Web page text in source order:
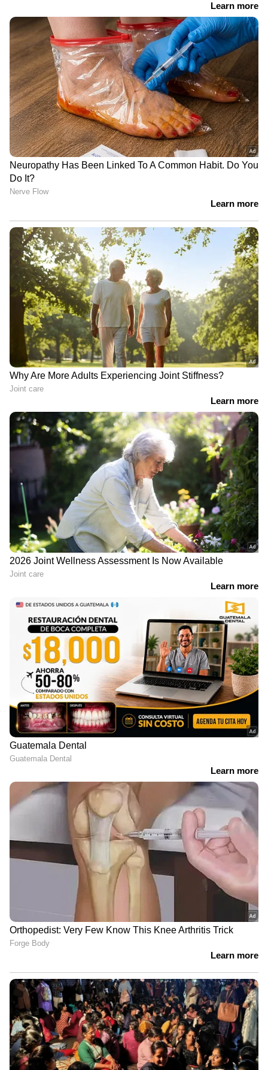
വിശദാംശങ്ങൾ പുറത്തുവിട്ടിട്ടില്ലെങ്കിലും
അന്താരാഷ്ട്ര സർവീസുകളുടെ
പ്രവർത്തനച്ചെലവ് കുറയാൻ ഇത്
സഹായിക്കുമെന്നാണ് വിലയിരുത്തൽ.
ആഭ്യന്തര എടിഎഫ് വില മാറ്റമില്ലാതെ
തുടരാനുള്ള തീരുമാനം വിമാനക്കമ്പനികളുടെ
ചെലവ് നിയന്ത്രിക്കാൻ സഹായിക്കുമെന്നാണ്
വ്യവസായ വിദഗ്ധരുടെ അഭിപ്രായം. എന്നാൽ
വരും മാസങ്ങളിലെ ഇന്ധനവില നിർണയത്തിൽ
ആഗോള ക്രൂഡ് ഓയിൽ വിപണിയിലെ
ചലനങ്ങളും പശ്ചിമേഷ്യയിലെ രാഷ്ട്രീയ-
സുരക്ഷാ സാഹചര്യങ്ങളും നിർണായക
സ്വാധീനം ചെലുത്തുമെന്ന് അവർ
ചൂണ്ടിക്കാട്ടുന്നു.
വിവാഹത്തിന് നിർബന്ധിച്ചു;
വാക്കുതർക്കത്തിന് പിന്നാലെ
നൃത്ത അധ്യാപികയെ കഴുത്തു
ഞെരിച്ച് കൊലപ്പെടുത്തി